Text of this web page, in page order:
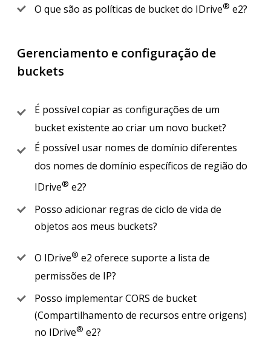
O que são as políticas de bucket do IDrive® e2?
Gerenciamento e configuração de
buckets
É possível copiar as configurações de um
bucket existente ao criar um novo bucket?
É possível usar nomes de domínio diferentes
dos nomes de domínio específicos de região do
IDrive® e2?
Posso adicionar regras de ciclo de vida de
objetos aos meus buckets?
O IDrive® e2 oferece suporte a lista de
permissões de IP?
Posso implementar CORS de bucket
(Compartilhamento de recursos entre origens)
no IDrive® e2?